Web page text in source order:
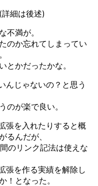
細は後述)
不満が。
のか忘れてしまってい
とかだったかな。
んじゃないの？と思う
のが楽で良い。
張を入れたりすると概
るんだが、
のリンク記法は使えな
張を作る実績を解除し
！となった。